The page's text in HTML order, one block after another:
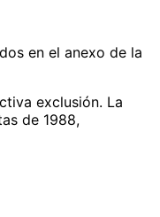
en el anexo de la
exclusión. La
de 1988,